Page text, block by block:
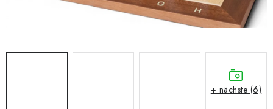
GESCHÄFTSBEDINGUNGEN
+ nächste (6)